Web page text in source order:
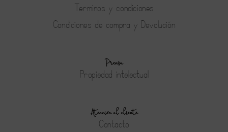
Terminos y condiciones
Condiciones de compra y Devolución
Prensa
Propiedad intelectual
Atención al cliente
Contacto